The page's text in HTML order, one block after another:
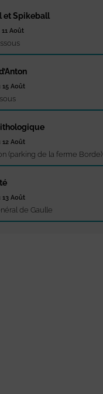
et Spikeball
Août
15 Août
12 Août
(parking de la ferme Borde)
13 Août
de Gaulle